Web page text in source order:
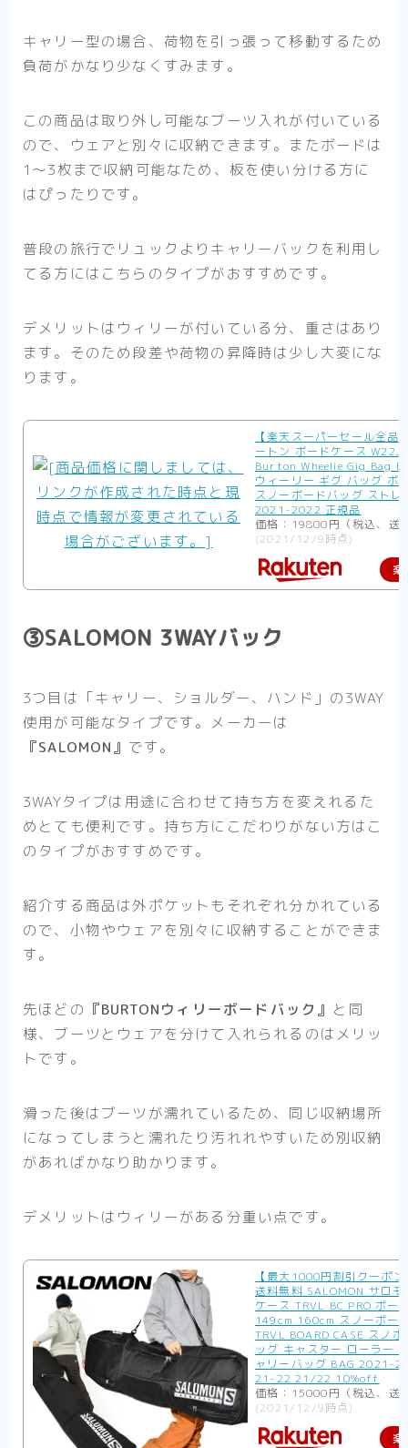
キャリー型の場合、荷物を引っ張って移動するため
負荷がかなり少なくすみます。
この商品は取り外し可能なブーツ入れが付いている
ので、ウェアと別々に収納できます。またボードは
1〜3枚まで収納可能なため、板を使い分ける方に
はぴったりです。
普段の旅行でリュックよりキャリーバックを利用し
てる方にはこちらのタイプがおすすめです。
デメリットはウィリーが付いている分、重さはあり
ます。そのため段差や荷物の昇降時は少し大変にな
ります。
【楽天スーパーセール全品
ートン ボードケース
Burton Wheelie Gig Bag
ウィーリー ギグ バッグ ボ
スノーボードバッグ ストレ
2021-2022 正規品
価格：19800円（税込、送
(2021/12/9時点)
楽
③SALOMON 3WAYバック
3つ目は「キャリー、ショルダー、ハンド」の3WAY
使用が可能なタイプです。メーカーは
『SALOMON』 です。
3WAYタイプは用途に合わせて持ち方を変えれるた
めとても便利です。持ち方にこだわりがない方はこ
のタイプがおすすめです。
紹介する商品は外ポケットもそれぞれ分かれている
ので、小物やウェアを別々に収納することができま
す。
先ほどの 『BURTONウィリーボードバック』 と同
様、ブーツとウェアを分けて入れられるのはメリッ
トです。
滑った後はブーツが濡れているため、同じ収納場所
になってしまうと濡れたり汚れれやすいため別収納
があればかなり助かります。
デメリットはウィリーがある分重い点です。
【最大1000円割引クーポ
送料無料 SALOMON サロ
ケース TRVL BC PRO ボー
149cm 160cm スノーボー
TRVL BOARD CASE スノ
ッグ キャスター ローラー
ャリーバッグ BAG 2021-
21-22 21/22 10%off
価格：15000円（税込、送
(2021/12/9時点)
楽